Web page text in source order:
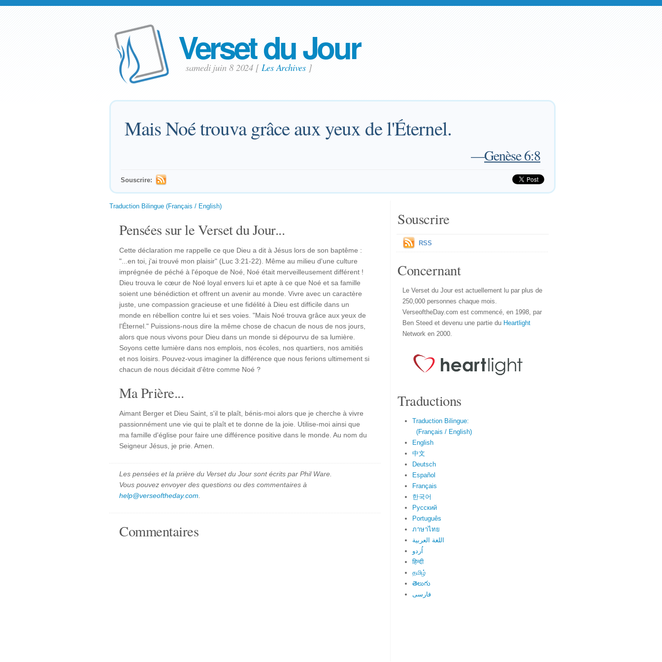
Verset du Jour
samedi juin 8 2024 [ Les Archives]
Mais Noé trouva grâce aux yeux de l'Éternel.
—Genèse 6:8
Souscrire:
Traduction Bilingue (Français / English)
Pensées sur le Verset du Jour...
Cette déclaration me rappelle ce que Dieu a dit à Jésus lors de son baptême :
"...en toi, j'ai trouvé mon plaisir" (Luc 3:21-22). Même au milieu d'une culture
imprégnée de péché à l'époque de Noé, Noé était merveilleusement différent !
Dieu trouva le cœur de Noé loyal envers lui et apte à ce que Noé et sa famille
soient une bénédiction et offrent un avenir au monde. Vivre avec un caractère
juste, une compassion gracieuse et une fidélité à Dieu est difficile dans un
monde en rébellion contre lui et ses voies. "Mais Noé trouva grâce aux yeux de
l'Éternel." Puissions-nous dire la même chose de chacun de nous de nos jours,
alors que nous vivons pour Dieu dans un monde si dépourvu de sa lumière.
Soyons cette lumière dans nos emplois, nos écoles, nos quartiers, nos amitiés
et nos loisirs. Pouvez-vous imaginer la différence que nous ferions ultimement si
chacun de nous décidait d'être comme Noé ?
Ma Prière...
Aimant Berger et Dieu Saint, s'il te plaît, bénis-moi alors que je cherche à vivre
passionnément une vie qui te plaît et te donne de la joie. Utilise-moi ainsi que
ma famille d'église pour faire une différence positive dans le monde. Au nom du
Seigneur Jésus, je prie. Amen.
Les pensées et la prière du Verset du Jour sont écrits par Phil Ware.
Vous pouvez envoyer des questions ou des commentaires à
help@verseoftheday.com
Commentaires
Souscrire
RSS
Concernant
Le Verset du Jour est actuellement lu par plus de
250,000 personnes chaque mois.
VerseoftheDay.com est commencé, en 1998, par
Ben Steed et devenu une partie du Heartlight
Network en 2000.
Traductions
Traduction Bilingue:
(Français / English)
English
中文
Deutsch
Español
Français
한국어
Русский
Português
ภาษาไทย
اللغة العربية
اُردو
हिन्दी
தமிழ்
తెలుగు
فارسی